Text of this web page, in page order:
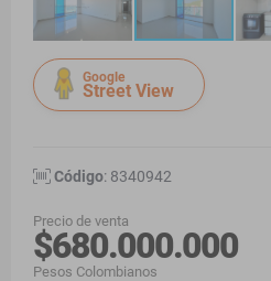
Google
Street View
Código: 8340942
Precio de venta
$680.000.000
Pesos Colombianos